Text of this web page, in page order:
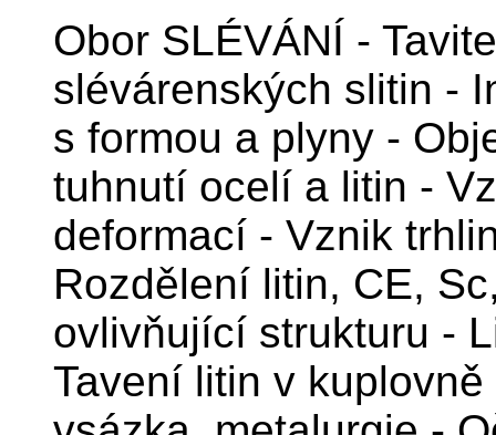
Obor SLÉVÁNÍ -
slévárenských slitin -
s formou a plyny -
tuhnutí ocelí a litin -
deformací - Vznik
Rozdělení litin, CE,
ovlivňující strukturu -
Tavení litin v